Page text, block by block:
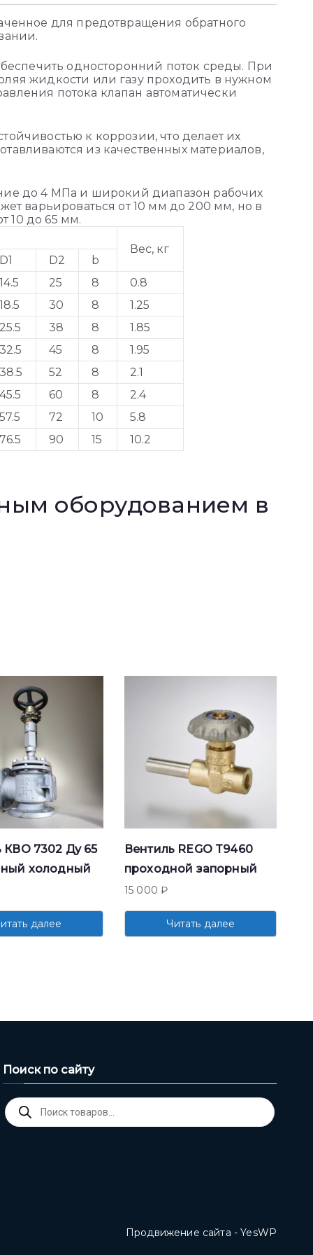
для предотвращения обратного
односторонний поток среды. При
жидкости или газу проходить в нужном
потока клапан автоматически
к коррозии, что делает их
из качественных материалов,
до 4 МПа и широкий диапазон рабочих
варьироваться от 10 мм до 200 мм, но в
10 до 65 мм.
Вес, кг
D2
b
25 8
0.8
30 8
1.25
38 8
1.85
45 8
1.95
52 8
2.1
60 8
2.4
72 10
5.8
90 15 10.2
оборудованием в
КВО 7302 Ду 65
холодный
далее
Вентиль REGO T9460
проходной запорный
15 000₽
Читать далее
Поиск по сайту
Поиск
товаров
Продвижение сайта - YesWP